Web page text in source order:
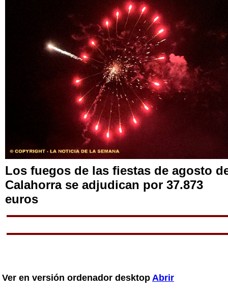
Ver en versión ordenador desktop Abrir